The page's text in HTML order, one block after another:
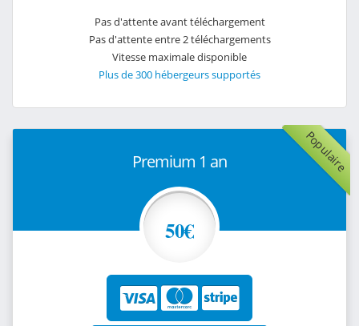
Pas d'attente avant téléchargement
Pas d'attente entre 2 téléchargements
Vitesse maximale disponible
Plus de 300 hébergeurs supportés
Populaire
Premium 1 an
50€